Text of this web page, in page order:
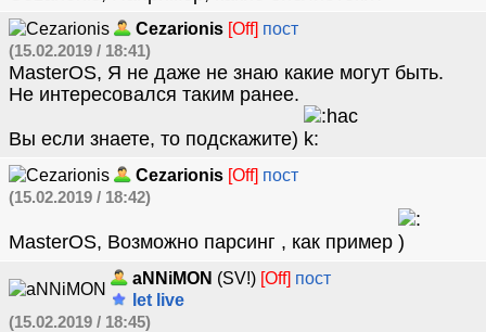
Cezarionis [Off] пост
(15.02.2019 / 18:41)
MasterOS, Я не даже не знаю какие могут быть.
Не интересовался таким ранее.
Вы если знаете, то подскажите)
Cezarionis [Off] пост
(15.02.2019 / 18:42)
MasterOS, Возможно парсинг , как пример
aNNiMON (SV!) [Off] пост
let live
(15.02.2019 / 18:45)